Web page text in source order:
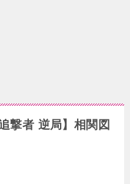
撃者 逆局】相関図